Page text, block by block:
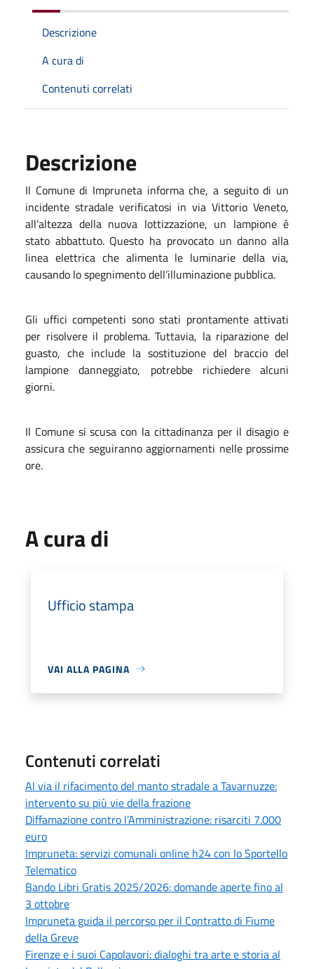
Descrizione
A cura di
Contenuti correlati
Descrizione
Il Comune di Impruneta informa che, a seguito di un
incidente stradale verificatosi in via Vittorio Veneto,
all’altezza della nuova lottizzazione, un lampione è
stato abbattuto. Questo ha provocato un danno alla
linea elettrica che alimenta le luminarie della via,
causando lo spegnimento dell’illuminazione pubblica.
Gli uffici competenti sono stati prontamente attivati
per risolvere il problema. Tuttavia, la riparazione del
guasto, che include la sostituzione del braccio del
lampione danneggiato, potrebbe richiedere alcuni
giorni.
Il Comune si scusa con la cittadinanza per il disagio e
assicura che seguiranno aggiornamenti nelle prossime
ore.
A cura di
Ufficio stampa
VAI ALLA PAGINA
Contenuti correlati
Al via il rifacimento del manto stradale a Tavarnuzze:
intervento su più vie della frazione
Diffamazione contro l’Amministrazione: risarciti 7.000
euro
Impruneta: servizi comunali online h24 con lo Sportello
Telematico
Bando Libri Gratis 2025/2026: domande aperte fino al
3 ottobre
Impruneta guida il percorso per il Contratto di Fiume
della Greve
Firenze e i suoi Capolavori: dialoghi tra arte e storia al